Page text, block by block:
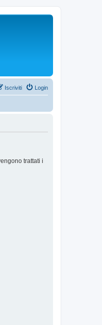
Login
Iscriviti
trattati i